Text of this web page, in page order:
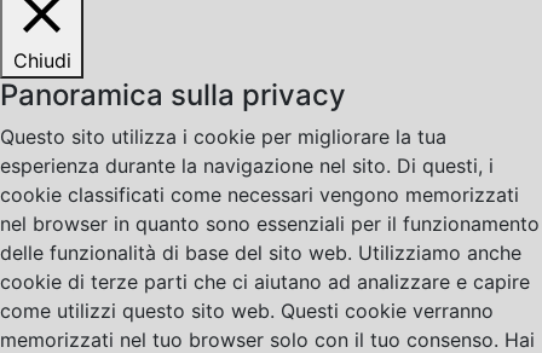
Chiudi
Panoramica sulla privacy
Questo sito utilizza i cookie per migliorare la tua
esperienza durante la navigazione nel sito. Di questi, i
cookie classificati come necessari vengono memorizzati
nel browser in quanto sono essenziali per il funzionamento
delle funzionalità di base del sito web. Utilizziamo anche
cookie di terze parti che ci aiutano ad analizzare e capire
come utilizzi questo sito web. Questi cookie verranno
memorizzati nel tuo browser solo con il tuo consenso. Hai